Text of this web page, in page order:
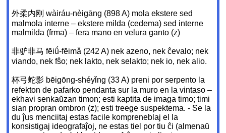
外柔内刚 wàiráu-nèigāng (898 A) mola ekstere sed
malmola interne – ekstere milda (cedema) sed interne
malmilda (frma) – fera mano en velura ganto (z)
非驴非马 fēiǘ-fēimǎ (242 A) nek azeno, nek ĉevalo; nek
viando, nek fŝo; nek lakto, nek selakto; nek io, nek alio.
杯弓蛇影 bēigōng-shéyǐng (33 A) preni por serpento la
refekton de pafarko pendanta sur la muro en la vintaso –
ekhavi senkaŭzan timon; esti kaptita de imaga timo; timi
sian propran ombron (z); esti treege suspektema. - Se la
du ĵus menciitaj estas facile kompreneblaj el la
konsistigaj ideografaĵoj, ne estas tiel por tiu ĉi (almenaŭ